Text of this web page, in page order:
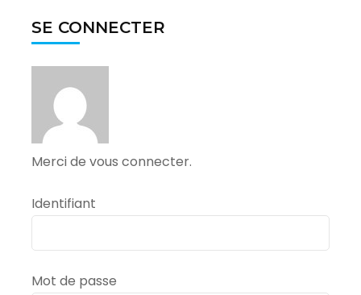
SE CONNECTER
Merci de vous connecter.
Identifiant
Mot de passe